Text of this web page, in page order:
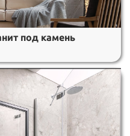
под камень